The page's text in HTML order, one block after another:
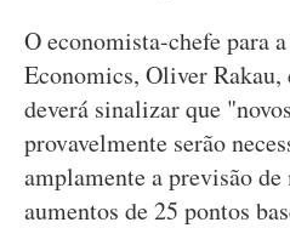
O economista-chefe para
Economics, Oliver
deverá sinalizar que
provavelmente serão
amplamente a previsão de
aumentos de 25 pontos